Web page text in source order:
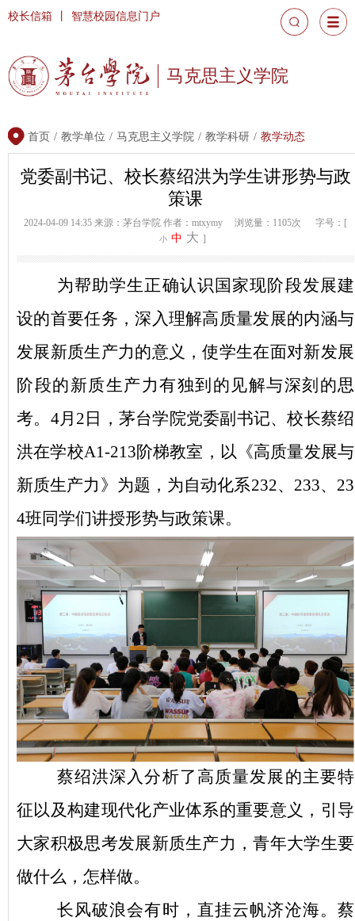
马克思主义学院
校长信箱 智慧校园信息门户
首页 / 教学单位 / 马克思主义学院 / 教学科研 / 教学动态
党委副书记、校长蔡绍洪为学生讲形势与政
策课
2024-04-09 14:35 来源：茅台学院 作者：mtxymy 浏览量：1105次 字号：[
小 中 大 ]
为帮助学生正确认识国家现阶段发展建
设的首要任务，深入理解高质量发展的内涵与
发展新质生产力的意义，使学生在面对新发展
阶段的新质生产力有独到的见解与深刻的思
考。 4月2日，茅台学院党委副书记、校长蔡绍
洪在学校A1-213阶梯教室，以《高质量发展与
新质生产力》为题，为自动化系232、233、23
4班同学们讲授形势与政策课。
蔡绍洪深入分析了高质量发展的主要特
征以及构建现代化产业体系的重要意义，引导
大家积极思考发展新质生产力，青年大学生要
做什么，怎样做。
长风破浪会有时，直挂云帆济沧海。蔡